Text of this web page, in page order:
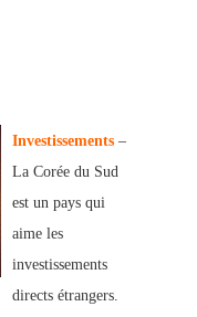
Investissements –
La Corée du Sud
est un pays qui
aime les
investissements
directs étrangers.